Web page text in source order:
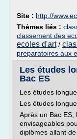
Site : http://
Thèmes liés :
classement des
ecoles d'art/
preparatoires aux
Les études
Bac ES
Les études
Les études
Après un Bac
envisageables
diplômes allant de